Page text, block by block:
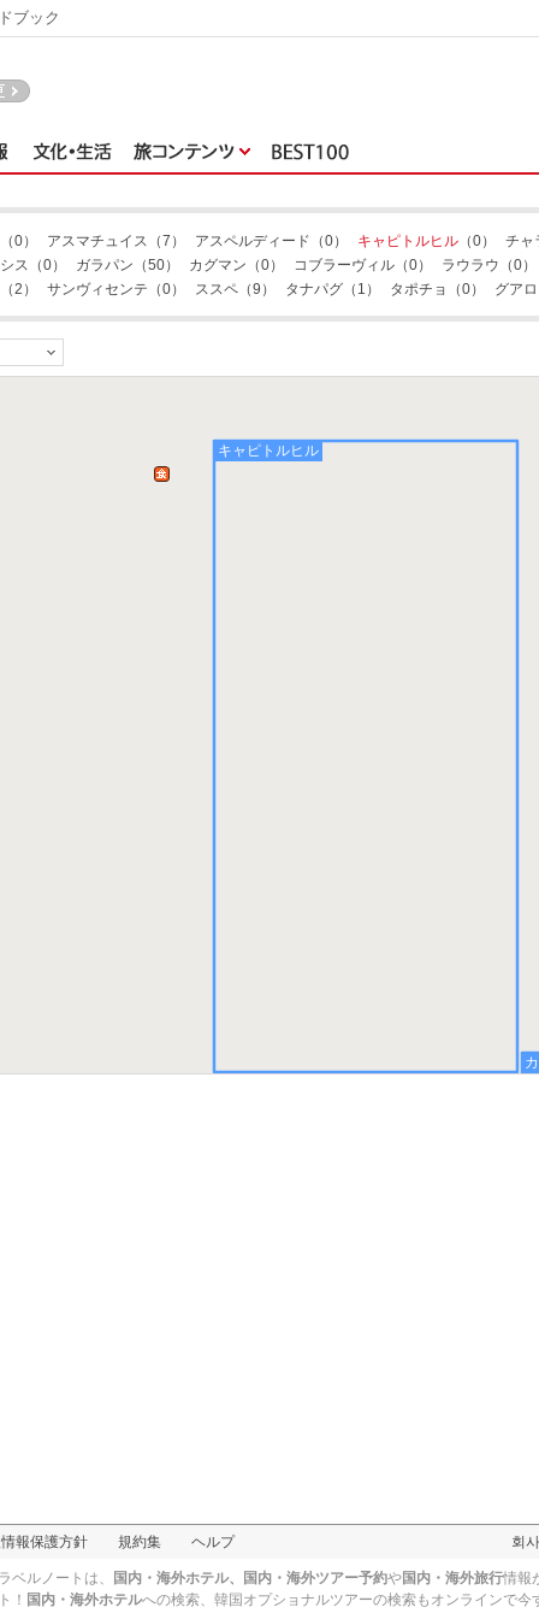
（0） アスマチュイス （7） アスペルディード （0） キャピトルヒル （0）
チャ
ス （0） ガラパン （50） カグマン （0） コブラーヴィル （0） ラウラウ （0）
（2） サンヴィセンテ （0） ススペ （9） タナパグ （1） タポチョ （0） グア
キャピトルヒル
ブック
報保護方針 規約集 ヘルプ 회
ベルノートは、 国内・海外ホテル、国内・海外ツアー予約や国内・海外旅行情報
！ 国内・海外ホテルへの検索、 韓国オプショナルツアーの検索もオンラインで今